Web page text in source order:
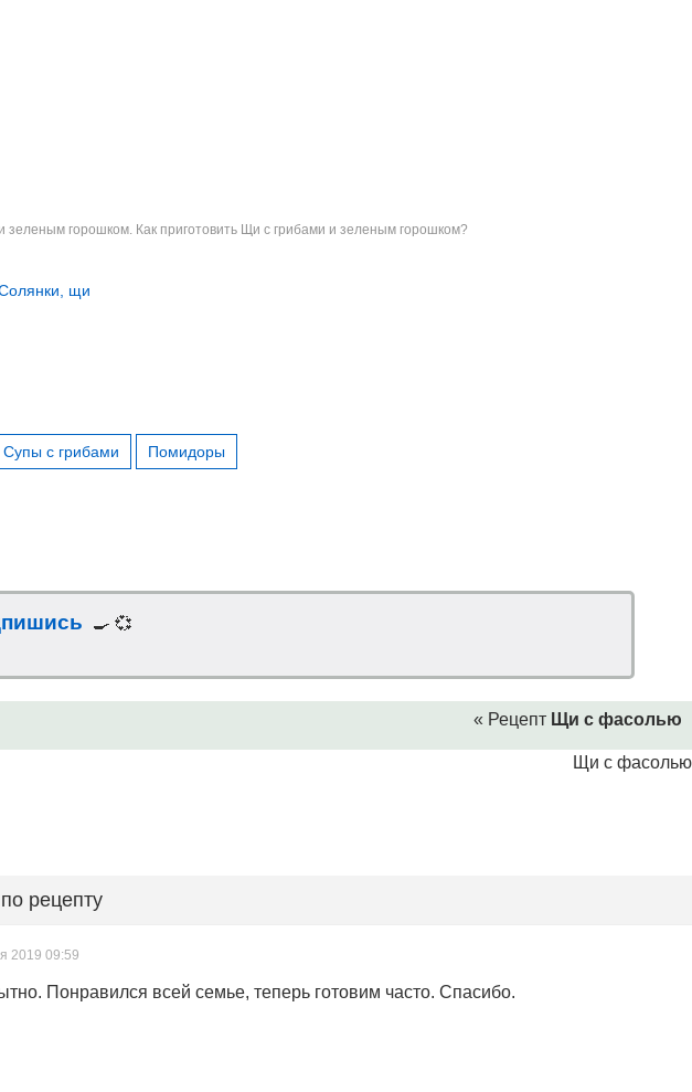
зеленым горошком. Как приготовить Щи с грибами и зеленым горошком?
щи
Супы с грибами Помидоры
🍳 💞
« Рецепт Щи с фасолью
Щи с фасолью
рецепту
2019 09:59
Понравился всей семье, теперь готовим часто. Спасибо.